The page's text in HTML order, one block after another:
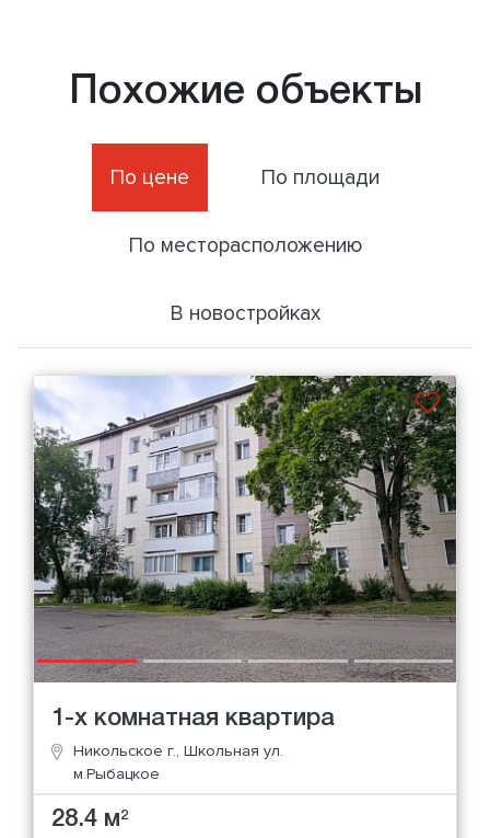
Похожие объекты
По цене По площади
По месторасположению
В новостройках
1-х комнатная квартира
Никольское г., Школьная ул.
м.Рыбацкое
28.4 м2